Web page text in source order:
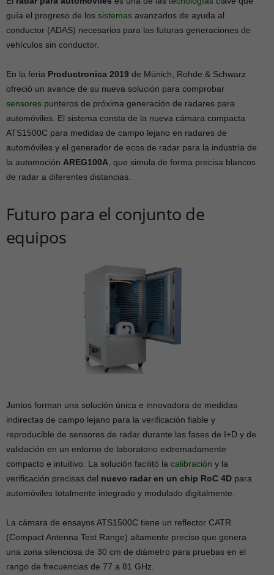
guía el progreso de los sistemas avanzados de ayuda al
conductor (ADAS) necesarios para las futuras generaciones de
vehículos sin conductor.
En la feria Productronica 2019 de Múnich, Rohde & Schwarz
ofreció un avance de su nueva solución para comprobar
sensores punteros de próxima generación de radares para
automóviles. El sistema consta de la nueva cámara compacta
ATS1500C para medidas de campo lejano en radares de
automóviles y el generador de ecos de radar para la industria de
la automoción AREG100A , que simula de forma precisa blancos
de radar a diferentes distancias.
Futuro para el conjunto de
equipos
Juntos forman una solución única e innovadora de medidas
indirectas de campo lejano para la verificación fiable y
reproducible de sensores de radar durante las fases de I+D y de
validación en un entorno de laboratorio extremadamente
compacto e intuitivo. La solución facilitó la calibración y la
verificación precisas del nuevo radar en un chip RoC 4D para
automóviles totalmente integrado y modulado digitalmente.
La cámara de ensayos ATS1500C tiene un reflector CATR
(Compact Antenna Test Range) altamente preciso que genera
una zona silenciosa de 30 cm de diámetro para pruebas en el
rango de frecuencias de 77 a 81 GHz.